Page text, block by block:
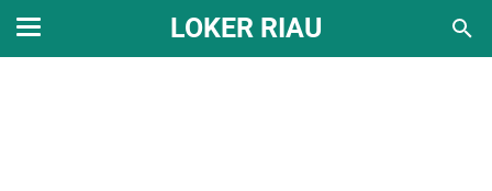
LOKER RIAU